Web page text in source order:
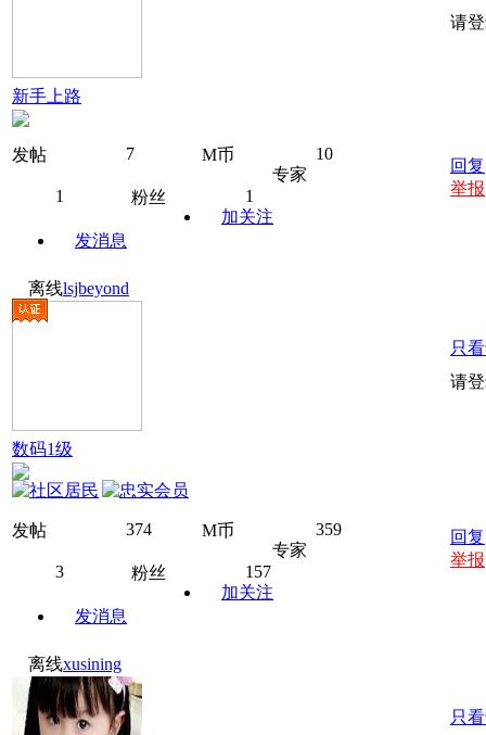
新手上路
发帖 7 M币
10
专家
1
粉丝
1
加关注
发消息
请
回复
举报
离线lsjbeyond
数码1级
发帖 374 M币
359
专家
3
粉丝
157
加关注
发消息
只
请
回复
举报
离线xusining
只